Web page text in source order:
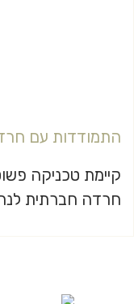
התמודדות עם
קיימת טכניקה
חרדה חברתית